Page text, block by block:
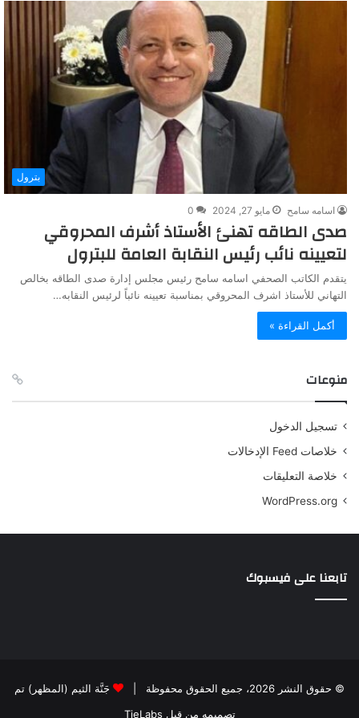
بترول
اسامه سامح مايو 27, 2024 0
صدى الطاقه تهنئ الأستاذ أشرف المحروقي
لتعيينه نائب رئيس النقابة العامة للبترول
يتقدم الكاتب الصحفي اسامه سامح رئيس مجلس إدارة صدى الطاقه بخالص
التهاني للأستاذ اشرف المحروقي بمناسبة تعيينه نائباً لرئيس النقابه…
أكمل القراءة »
منوعات
تسجيل الدخول
خلاصات Feed الإدخالات
خلاصة التعليقات
WordPress.org
تابعنا على فيسبوك
© حقوق النشر 2026، جميع الحقوق محفوظة |
جَنَّة الثيم (المظهر) تم
تصميمه من قِبل TieLabs